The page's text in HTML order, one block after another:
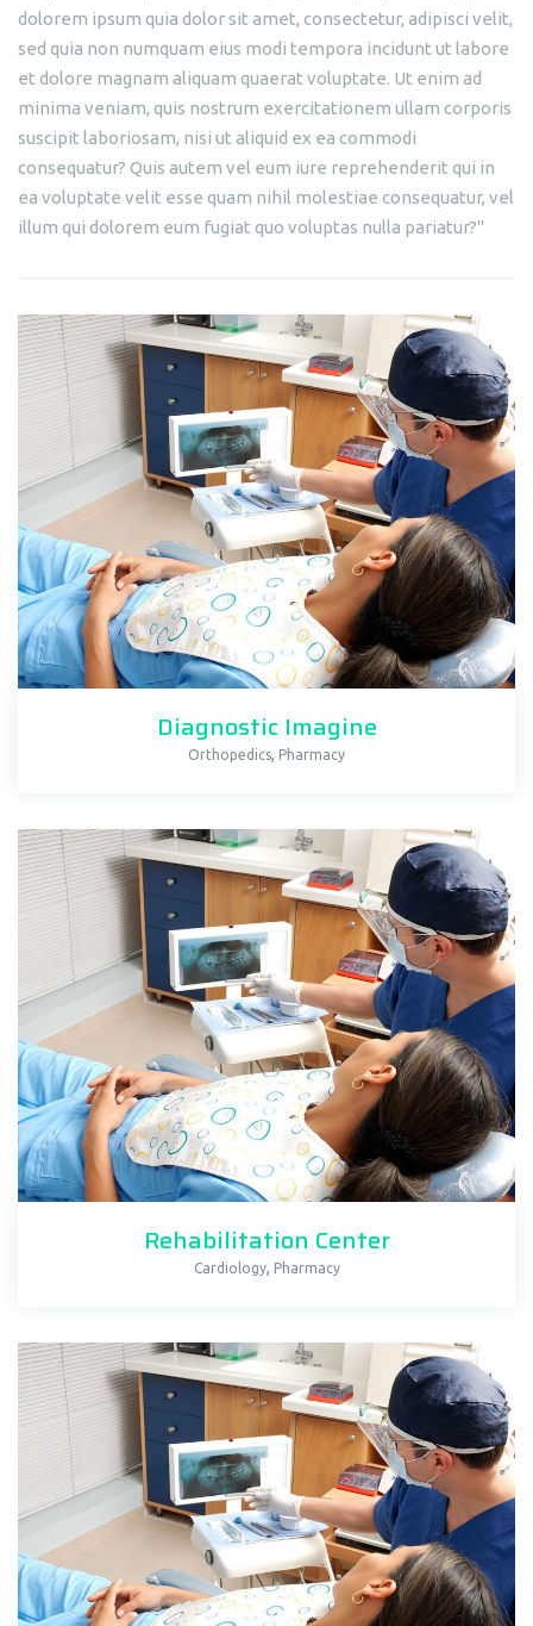
dolorem ipsum quia dolor sit amet, consectetur, adipisci velit,
sed quia non numquam eius modi tempora incidunt ut labore
et dolore magnam aliquam quaerat voluptate. Ut enim ad
minima veniam, quis nostrum exercitationem ullam corporis
suscipit laboriosam, nisi ut aliquid ex ea commodi
consequatur? Quis autem vel eum iure reprehenderit qui in
ea voluptate velit esse quam nihil molestiae consequatur, vel
illum qui dolorem eum fugiat quo voluptas nulla pariatur?"
Diagnostic Imagine
Orthopedics, Pharmacy
Rehabilitation Center
Cardiology, Pharmacy